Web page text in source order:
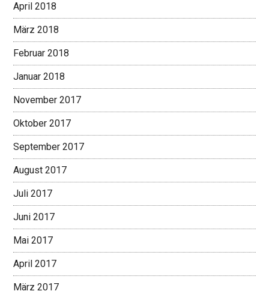
April 2018
März 2018
Februar 2018
Januar 2018
November 2017
Oktober 2017
September 2017
August 2017
Juli 2017
Juni 2017
Mai 2017
April 2017
März 2017